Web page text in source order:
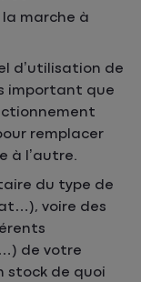
marche à
d’utilisation de
important que
remplacer
à l’autre.
du type de
voire des
de votre
stock de quoi